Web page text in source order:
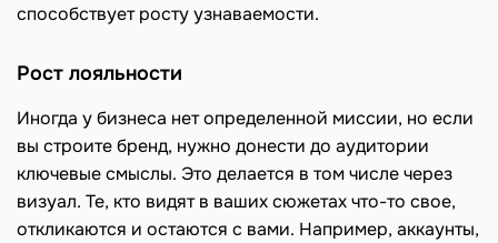
способствует росту узнаваемости.
Рост лояльности
Иногда у бизнеса нет определенной миссии, но если
вы строите бренд, нужно донести до аудитории
ключевые смыслы. Это делается в том числе через
визуал. Те, кто видят в ваших сюжетах что-то свое,
откликаются и остаются с вами. Например, аккаунты,